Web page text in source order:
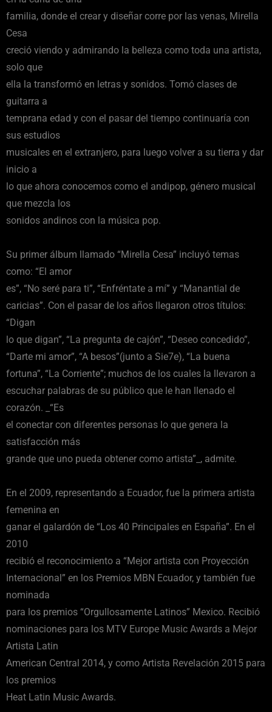
familia, donde el crear y diseñar corre por las venas, Mirella
Cesa
creció viendo y admirando la belleza como toda una artista,
solo que
ella la transformó en letras y sonidos. Tomó clases de
guitarra a
temprana edad y con el pasar del tiempo continuaría con
sus estudios
musicales en el extranjero, para luego volver a su tierra y dar
inicio a
lo que ahora conocemos como el andipop, género musical
que mezcla los
sonidos andinos con la música pop.
Su primer álbum llamado “Mirella Cesa” incluyó temas
como: “El amor
es”, “No seré para ti”, “Enfréntate a mí” y “Manantial de
caricias”. Con el pasar de los años llegaron otros títulos:
“Digan
lo que digan”, “La pregunta de cajón”, “Deseo concedido”,
“Darte mi amor”, “A besos”(junto a Sie7e), “La buena
fortuna”, “La Corriente”; muchos de los cuales la llevaron a
escuchar palabras de su público que le han llenado el
corazón. _“Es
el conectar con diferentes personas lo que genera la
satisfacción más
grande que uno pueda obtener como artista”_, admite.
En el 2009, representando a Ecuador, fue la primera artista
femenina en
ganar el galardón de “Los 40 Principales en España”. En el
2010
recibió el reconocimiento a “Mejor artista con Proyección
Internacional” en los Premios MBN Ecuador, y también fue
nominada
para los premios “Orgullosamente Latinos” Mexico. Recibió
nominaciones para los MTV Europe Music Awards a Mejor
Artista Latin
American Central 2014, y como Artista Revelación 2015 para
los premios
Heat Latin Music Awards.